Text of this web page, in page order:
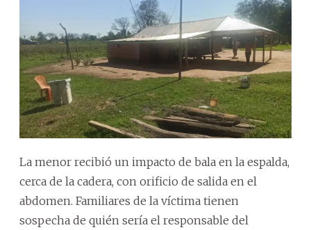
La menor recibió un impacto de bala en la espalda,
cerca de la cadera, con orificio de salida en el
abdomen. Familiares de la víctima tienen
sospecha de quién sería el responsable del